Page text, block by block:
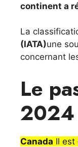
continent a
La
(IATA)une
concernant
Le
2024
Canada Il est